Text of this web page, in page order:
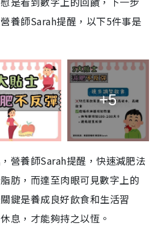
養師Sarah提醒，以下5件事是
+5
營養師Sarah提醒，快速減肥法
肪，而達至肉眼可見數字上的
鍵是養成良好飲食和生活習
息，才能夠持之以恆。